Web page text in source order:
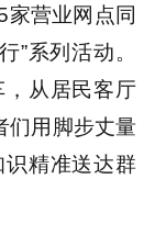
家营业网点同
”系列活动。
从居民客厅
们用脚步丈量
精准送达群